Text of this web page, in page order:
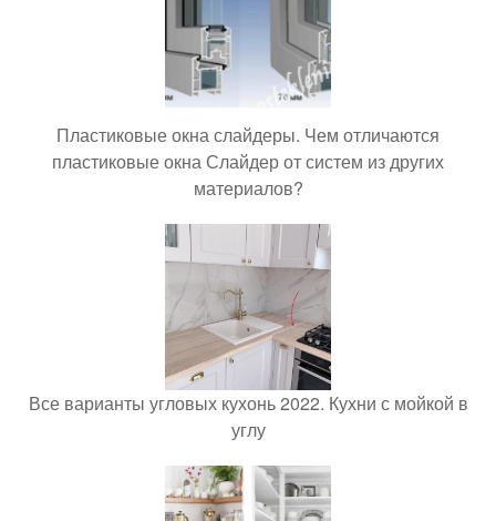
Пластиковые окна слайдеры. Чем отличаются
пластиковые окна Слайдер от систем из других
материалов?
Все варианты угловых кухонь 2022. Кухни с мойкой в
углу